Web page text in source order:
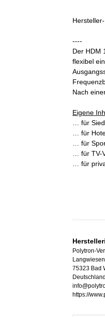
----
Der HDM
flexibel
Nach
Eigene
… für
… für
… für
… für TV-
… für
Polytron-
75323 Bad
Deutschland
https://